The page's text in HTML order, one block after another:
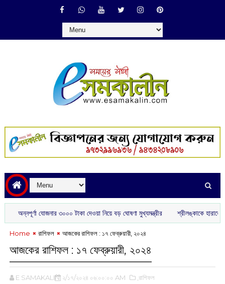
অন্নপূর্ণা যোজনার ৩০০০ টাকা দেওয়া নিয়ে বড় ঘোষণা মুখ্যমন্ত্রীর শ্রীলঙ্কাকে হারাতে বিশেষ
Home রাশিফল আজকের রাশিফল : ‌১৭ ফেব্রুয়ারী, ২০২৪
আজকের রাশিফল : ‌১৭ ফেব্রুয়ারী, ২০২৪
E SAMAKALIN ২/১৭/২০২৪ ০৬:০০:০০ AM ,রাশিফল